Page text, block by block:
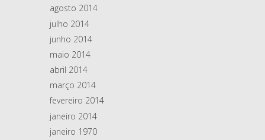
agosto 2014
julho 2014
junho 2014
maio 2014
abril 2014
março 2014
fevereiro 2014
janeiro 2014
janeiro 1970